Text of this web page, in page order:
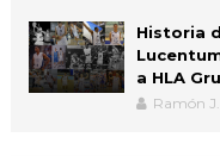
Historia
a HLA
Ramón J.